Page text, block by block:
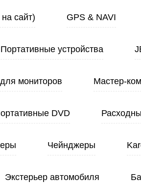
сайт) GPS & NAVI
Портативные устройства
мониторов Мастер-
DVD
Чейнджеры
Экстерьер автомобиля